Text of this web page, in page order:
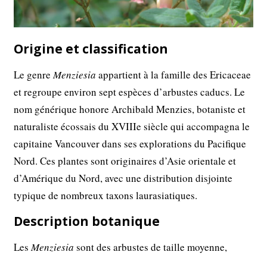
Origine et classification
Le genreMenziesia appartient à la famille des Ericaceae
et regroupe environ sept espèces d’arbustes caducs. Le
nom générique honore Archibald Menzies, botaniste et
naturaliste écossais du XVIIIe siècle qui accompagna le
capitaine Vancouver dans ses explorations du Pacifique
Nord. Ces plantes sont originaires d’Asie orientale et
d’Amérique du Nord, avec une distribution disjointe
typique de nombreux taxons laurasiatiques.
Description botanique
LesMenziesia sont des arbustes de taille moyenne,